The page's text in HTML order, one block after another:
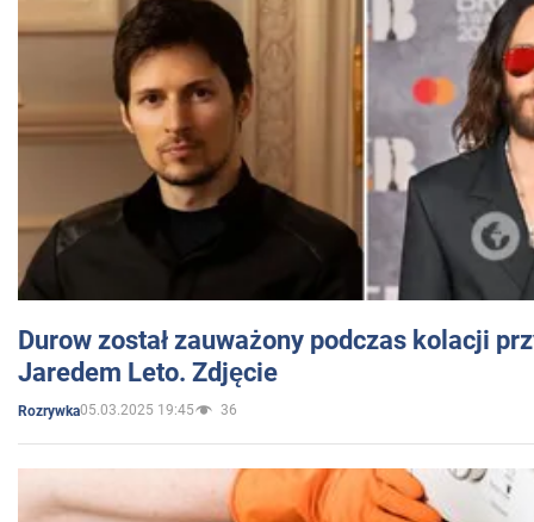
Durow został zauważony podczas kolacji
Jaredem Leto. Zdjęcie
Rozrywka05.03.2025 19:45 36